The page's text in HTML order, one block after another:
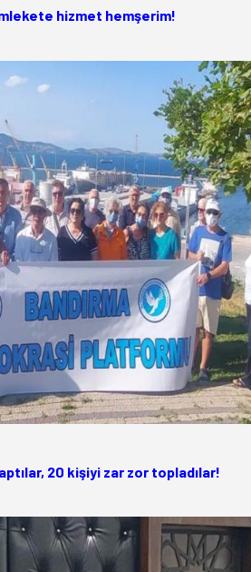
hizmet hemşerim!
20 kişiyi zar zor topladılar!